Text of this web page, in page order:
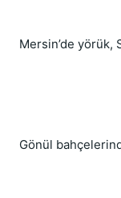
Mersin’de yörük,
Gönül